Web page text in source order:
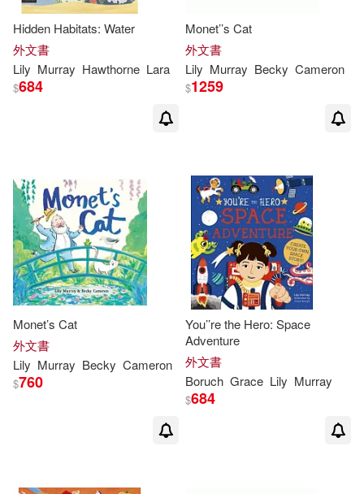
Hidden Habitats: Water
外文書
Lily Murray Hawthorne Lara
$684
Monet’’s Cat
外文書
Lily Murray Becky Cameron
$1259
Monet’s Cat
外文書
Lily Murray Becky Cameron
$760
You’’re the Hero: Space
Adventure
外文書
Boruch Grace Lily Murray
$684